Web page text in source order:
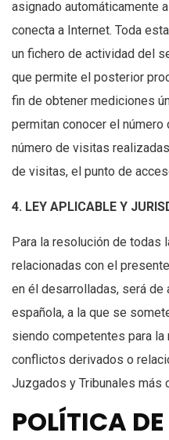
asignado automáticamente
conecta a Internet. Toda
un fichero de actividad del
que permite el posterior
fin de obtener mediciones
permitan conocer el
número de visitas
de visitas, el punto de
4. LEY APLICABLE Y
Para la resolución de todas
relacionadas con el
en él desarrolladas, será
española, a la que se
siendo competentes para
conflictos derivados o
Juzgados y Tribunales más
POLÍTICA